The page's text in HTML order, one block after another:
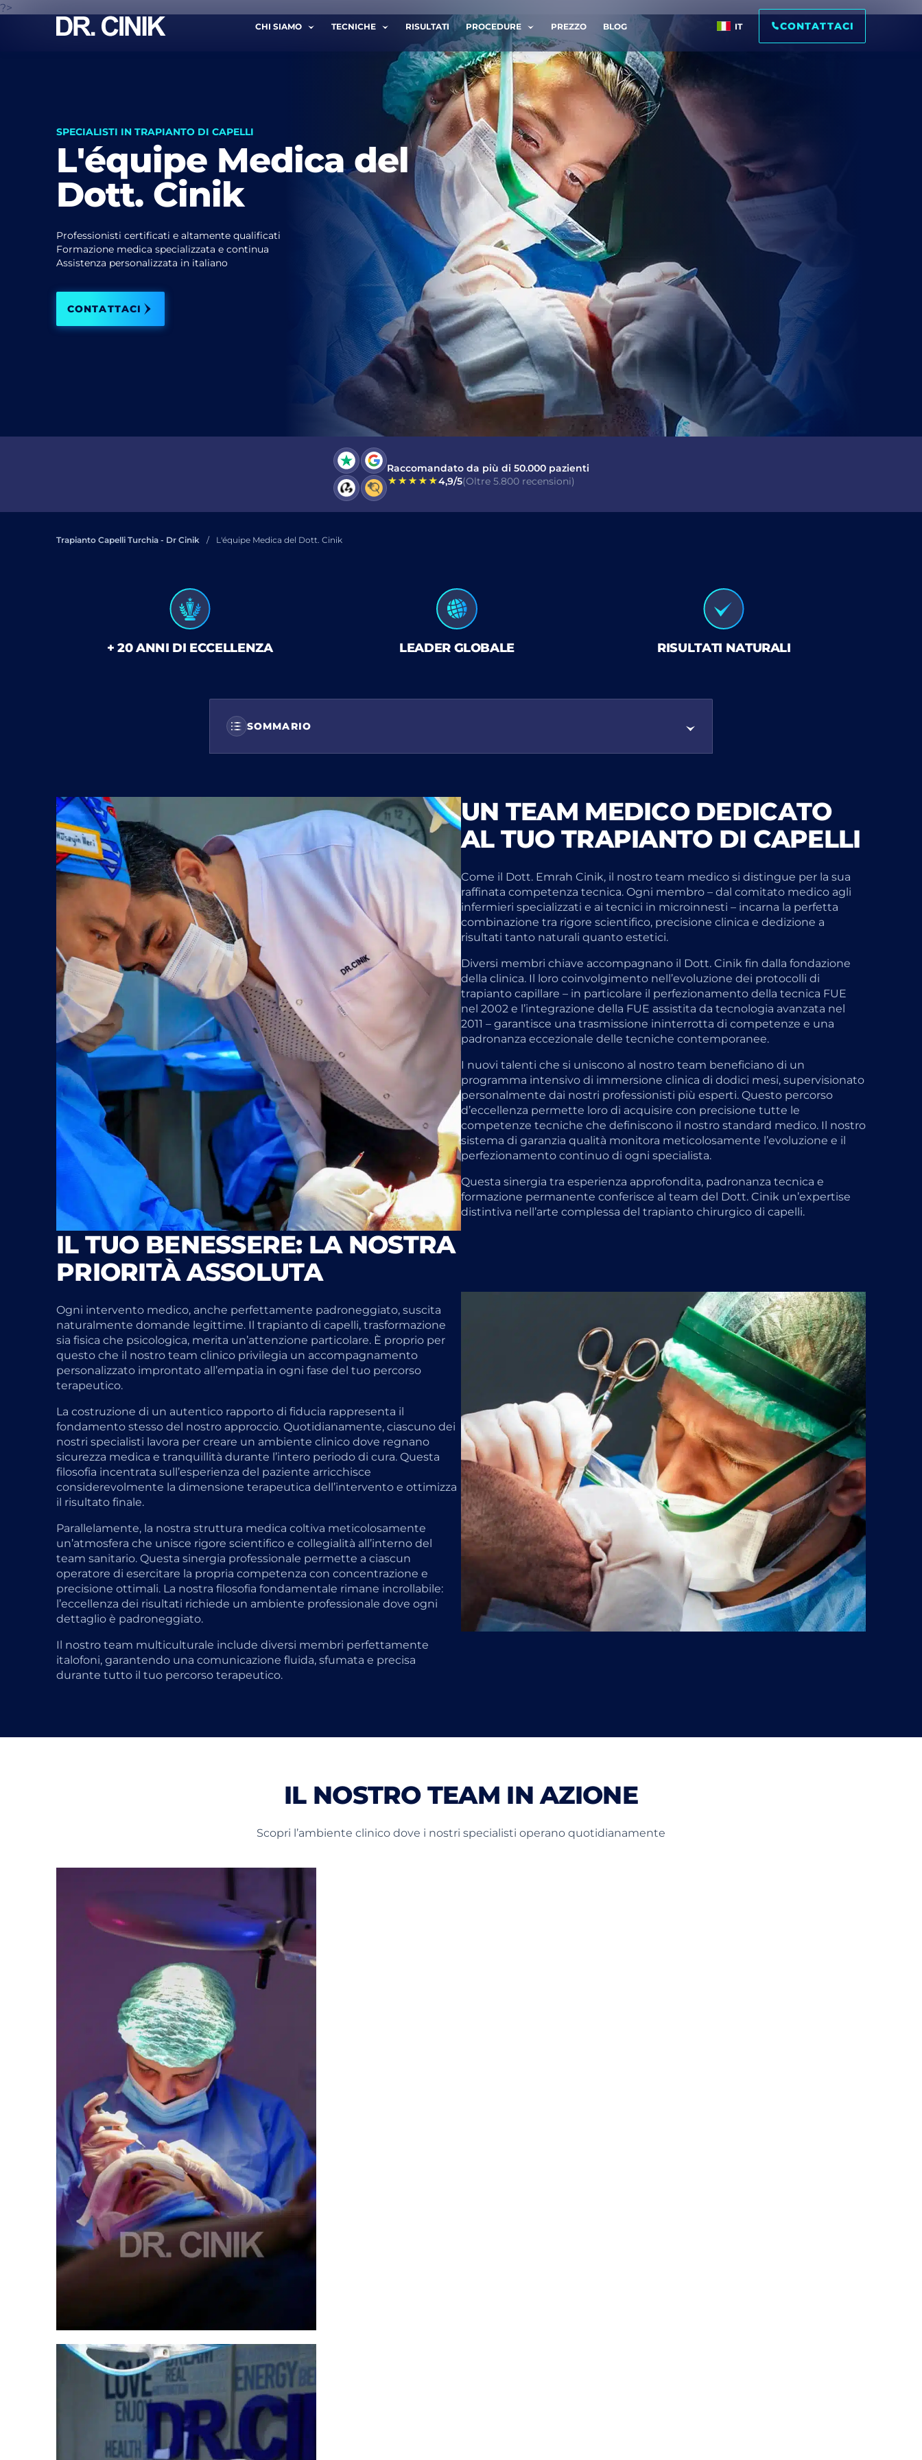
?>
CHI SIAMO TECNICHE RISULTATI PROCEDURE PREZZO BLOG IT CONTATTACI
Nome * Cognome *
Email * Telefono *
Ho letto e accetto i termini dellapolitica sulla privacy.
Ho letto e accetto il Consenso alMessaggio Elettronico
Commerciale .
INVIA
SPECIALISTI IN TRAPIANTO DI CAPELLI
L'équipe Medica del
Dott. Cinik
Professionisti certificati e altamente qualificati
Formazione medica specializzata e continua
Assistenza personalizzata in italiano
CONTATTACI
Raccomandato da più di 50.000 pazienti
4,9/5(Oltre 5.800 recensioni)
Trapianto Capelli Turchia - Dr Cinik L'équipe Medica del Dott. Cinik
+ 20 ANNI DI ECCELLENZA LEADER GLOBALE RISULTATI NATURALI
SOMMARIO
UN TEAM MEDICO DEDICATO
AL TUO TRAPIANTO DI CAPELLI
Come il Dott. Emrah Cinik, il nostro team medico si distingue per la sua
raffinata competenza tecnica. Ogni membro – dal comitato medico agli
infermieri specializzati e ai tecnici in microinnesti – incarna la perfetta
combinazione tra rigore scientifico, precisione clinica e dedizione a
risultati tanto naturali quanto estetici.
Diversi membri chiave accompagnano il Dott. Cinik fin dalla fondazione
della clinica. Il loro coinvolgimento nell’evoluzione dei protocolli di
trapianto capillare – in particolare il perfezionamento della tecnica FUE
nel 2002 e l’integrazione della FUE assistita da tecnologia avanzata nel
2011 – garantisce una trasmissione ininterrotta di competenze e una
padronanza eccezionale delle tecniche contemporanee.
I nuovi talenti che si uniscono al nostro team beneficiano di un
programma intensivo di immersione clinica di dodici mesi, supervisionato
personalmente dai nostri professionisti più esperti. Questo percorso
d’eccellenza permette loro di acquisire con precisione tutte le
competenze tecniche che definiscono il nostro standard medico. Il nostro
sistema di garanzia qualità monitora meticolosamente l’evoluzione e il
perfezionamento continuo di ogni specialista.
Questa sinergia tra esperienza approfondita, padronanza tecnica e
formazione permanente conferisce al team del Dott. Cinik un’expertise
distintiva nell’arte complessa del trapianto chirurgico di capelli.
IL TUO BENESSERE: LA NOSTRA
PRIORITÀ ASSOLUTA
Ogni intervento medico, anche perfettamente padroneggiato, suscita
naturalmente domande legittime. Il trapianto di capelli, trasformazione
sia fisica che psicologica, merita un’attenzione particolare. È proprio per
questo che il nostro team clinico privilegia un accompagnamento
personalizzato improntato all’empatia in ogni fase del tuo percorso
terapeutico.
La costruzione di un autentico rapporto di fiducia rappresenta il
fondamento stesso del nostro approccio. Quotidianamente, ciascuno dei
nostri specialisti lavora per creare un ambiente clinico dove regnano
sicurezza medica e tranquillità durante l’intero periodo di cura. Questa
filosofia incentrata sull’esperienza del paziente arricchisce
considerevolmente la dimensione terapeutica dell’intervento e ottimizza
il risultato finale.
Parallelamente, la nostra struttura medica coltiva meticolosamente
un’atmosfera che unisce rigore scientifico e collegialità all’interno del
team sanitario. Questa sinergia professionale permette a ciascun
operatore di esercitare la propria competenza con concentrazione e
precisione ottimali. La nostra filosofia fondamentale rimane incrollabile:
l’eccellenza dei risultati richiede un ambiente professionale dove ogni
dettaglio è padroneggiato.
Il nostro team multiculturale include diversi membri perfettamente
italofoni, garantendo una comunicazione fluida, sfumata e precisa
durante tutto il tuo percorso terapeutico.
IL NOSTRO TEAM IN AZIONE
Scopri l’ambiente clinico dove i nostri specialisti operano quotidianamente
TRASCRIZIONE